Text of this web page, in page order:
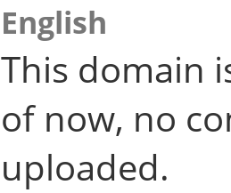
English
This domain
of now, no
uploaded.